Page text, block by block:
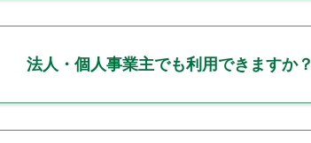
法人・個人事業主でも利用できますか？